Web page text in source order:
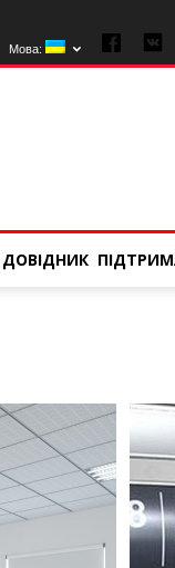
Мова:
ДОВІДНИК